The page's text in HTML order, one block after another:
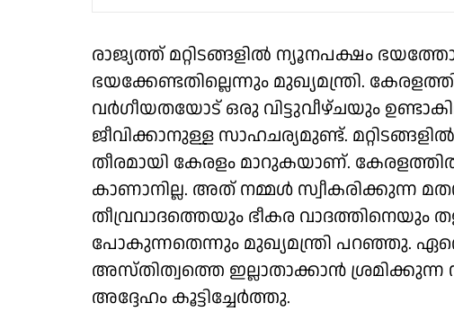
രാജ്യത്ത് മറ്റിടങ്ങളിൽ ന്യൂനപക്ഷം
ഭയക്കേണ്ടതില്ലെന്നും മുഖ്യമന്ത്രി.
വർഗീയതയോട് ഒരു വിട്ടുവീഴ്ചയും
ജീവിക്കാനുള്ള സാഹചര്യമുണ്ട്.
തീരമായി കേരളം മാറുകയാണ്.
കാണാനില്ല. അത് നമ്മൾ സ്വീകരിക്കുന്ന
തീവ്രവാദത്തെയും ഭീകര വാദത്തിനെയും
പോകുന്നതെന്നും മുഖ്യമന്ത്രി പറഞ്ഞു.
അസ്തിത്വത്തെ ഇല്ലാതാക്കാൻ ശ്രമിക്കുന്ന
അദ്ദേഹം കൂട്ടിച്ചേർത്തു.